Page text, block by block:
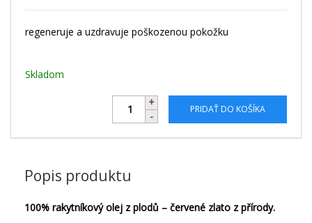
regeneruje a uzdravuje poškozenou pokožku
Skladom
PRIDAŤ DO KOŠÍKA
Popis produktu
100% rakytníkový olej z plodů – červené zlato z přírody.